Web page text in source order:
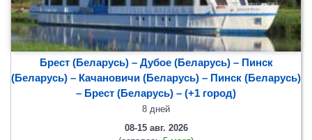
Брест (Беларусь) – Дубое (Беларусь) – Пинск
(Беларусь) – Качановичи (Беларусь) – Пинск (Беларусь)
– Брест (Беларусь) – (+1 город)
8 дней
08-15 авг. 2026